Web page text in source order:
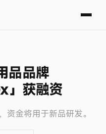
品品牌
」获融资
金将用于新品研发。